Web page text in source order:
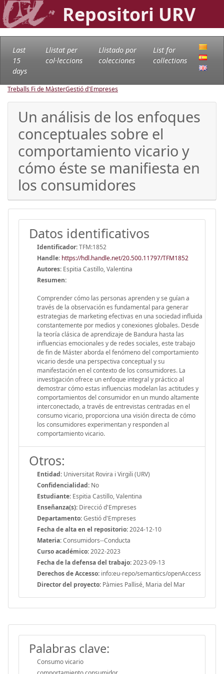
Repositori URV
Last
15
days
Llistat per
col·leccions
Llistado por
colecciones
List for
collections
Treballs Fi de MàsterGestió d'Empreses
Un análisis de los enfoques
conceptuales sobre el
comportamiento vicario y
cómo éste se manifiesta en
los consumidores
Datos identificativos
Identificador:TFM:1852
Handle: https://hdl.handle.net/20.500.11797/TFM1852
Autores: Espitia Castillo, Valentina
Resumen:
Comprender cómo las personas aprenden y se guían a
través de la observación es fundamental para generar
estrategias de marketing efectivas en una sociedad influida
constantemente por medios y conexiones globales. Desde
la teoría clásica de aprendizaje de Bandura hasta las
influencias emocionales y de redes sociales, este trabajo
de fin de Máster aborda el fenómeno del comportamiento
vicario desde una perspectiva conceptual y su
manifestación en el contexto de los consumidores. La
investigación ofrece un enfoque integral y práctico al
demostrar cómo estas influencias modelan las actitudes y
comportamientos del consumidor en un mundo altamente
interconectado, a través de entrevistas centradas en el
consumo vicario, proporciona una visión directa de cómo
los consumidores experimentan y responden al
comportamiento vicario.
Otros:
Entidad: Universitat Rovira i Virgili (URV)
Confidencialidad: No
Estudiante: Espitia Castillo, Valentina
Enseñanza(s): Direcció d'Empreses
Departamento:Gestió d'Empreses
Fecha de alta en el repositorio:2024-12-10
Materia:Consumidors--Conducta
Curso académico:2022-2023
Fecha de la defensa del trabajo:2023-09-13
Derechos de Accesso: info:eu-repo/semantics/openAccess
Director del proyecto: Pàmies Pallisé, Maria del Mar
Palabras clave:
Consumo vicario